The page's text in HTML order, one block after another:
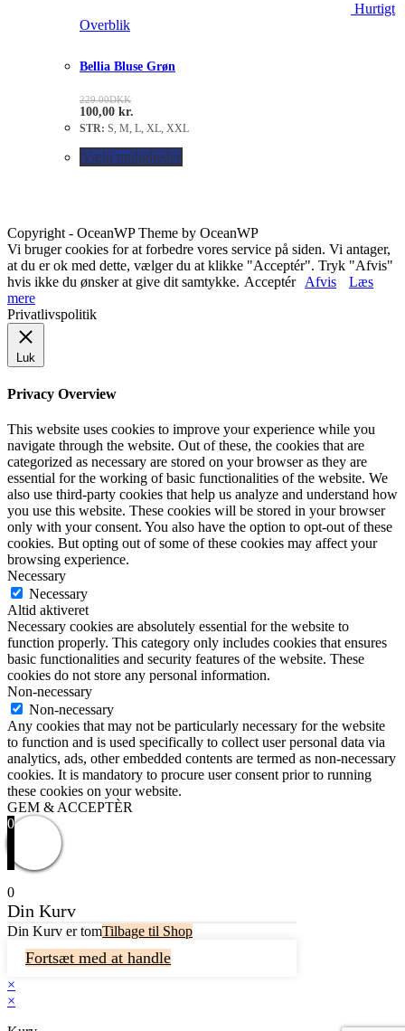
Hurtigt
Overblik
Bellia Bluse Grøn
229.00DKK
100,00 kr.
STR: S, M, L, XL, XXL
Vælg muligheder
Copyright - OceanWP Theme by OceanWP
Vi bruger cookies for at forbedre vores service på siden. Vi antager,
at du er ok med dette, vælger du at klikke "Acceptér". Tryk "Afvis"
hvis ikke du ønsker at give dit samtykke. Acceptér Afvis
Læs
mere
Privatlivspolitik
Luk
Privacy Overview
This website uses cookies to improve your experience while you
navigate through the website. Out of these, the cookies that are
categorized as necessary are stored on your browser as they are
essential for the working of basic functionalities of the website. We
also use third-party cookies that help us analyze and understand how
you use this website. These cookies will be stored in your browser
only with your consent. You also have the option to opt-out of these
cookies. But opting out of some of these cookies may affect your
browsing experience.
Necessary
Necessary
Altid aktiveret
Necessary cookies are absolutely essential for the website to
function properly. This category only includes cookies that ensures
basic functionalities and security features of the website. These
cookies do not store any personal information.
Non-necessary
Non-necessary
Any cookies that may not be particularly necessary for the website
to function and is used specifically to collect user personal data via
analytics, ads, other embedded contents are termed as non-necessary
cookies. It is mandatory to procure user consent prior to running
these cookies on your website.
GEM & ACCEPTÈR
0
0
Din Kurv
Din Kurv er tomTilbage til Shop
Fortsæt med at handle
×
×